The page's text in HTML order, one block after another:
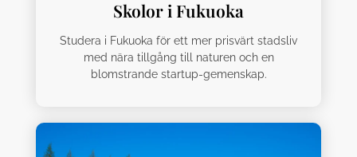
Skolor i Fukuoka
Studera i Fukuoka för ett mer prisvärt stadsliv
med nära tillgång till naturen och en
blomstrande startup-gemenskap.